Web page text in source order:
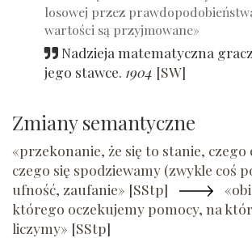
losowej przez
wartości są przyjmowane»
Nadzieja matematyczna
jego stawce. 1904 [SW]
Zmiany semantyczne
«przekonanie, że się to stanie, czego
czego się spodziewamy (zwykle coś
ufność, zaufanie» [SStp]
którego oczekujemy pomocy, na
liczymy» [SStp]